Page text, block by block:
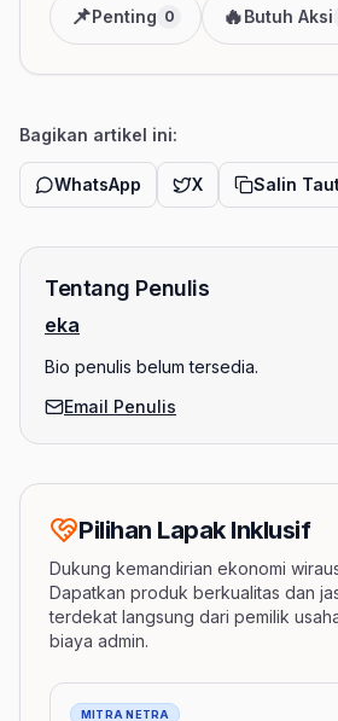
📌Penting 0 🔥Butuh Aksi
Bagikan artikel ini:
WhatsApp X Salin
Tentang Penulis
eka
Bio penulis belum tersedia.
Email Penulis
Pilihan Lapak Inklusif
Dukung kemandirian ekonomi
Dapatkan produk berkualitas dan
terdekat langsung dari pemilik
biaya admin.
Barang
MITRA NETRA